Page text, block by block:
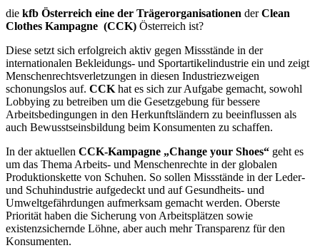
die kfb Österreich eine der Trägerorganisationen derClean
Clothes Kampagne (CCK) Österreich ist?
Diese setzt sich erfolgreich aktiv gegen Missstände in der
internationalen Bekleidungs- und Sportartikelindustrie ein und zeigt
Menschenrechtsverletzungen in diesen Industriezweigen
schonungslos auf. CCK hat es sich zur Aufgabe gemacht, sowohl
Lobbying zu betreiben um die Gesetzgebung für bessere
Arbeitsbedingungen in den Herkunftsländern zu beeinflussen als
auch Bewusstseinsbildung beim Konsumenten zu schaffen.
In der aktuellen CCK-Kampagne „Change your Shoes“ geht es
um das Thema Arbeits- und Menschenrechte in der globalen
Produktionskette von Schuhen. So sollen Missstände in der Leder-
und Schuhindustrie aufgedeckt und auf Gesundheits- und
Umweltgefährdungen aufmerksam gemacht werden. Oberste
Priorität haben die Sicherung von Arbeitsplätzen sowie
existenzsichernde Löhne, aber auch mehr Transparenz für den
Konsumenten.